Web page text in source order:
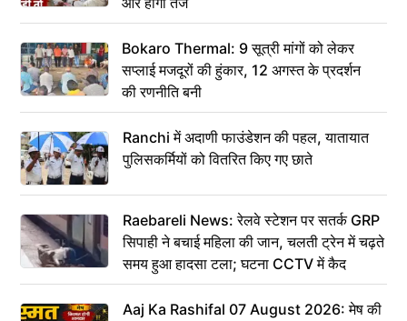
Bokaro Thermal: 9 सूत्री मांगों को लेकर
सप्लाई मजदूरों की हुंकार, 12 अगस्त के प्रदर्शन
की रणनीति बनी
Ranchi में अदाणी फाउंडेशन की पहल, यातायात
पुलिसकर्मियों को वितरित किए गए छाते
Raebareli News: रेलवे स्टेशन पर सतर्क GRP
सिपाही ने बचाई महिला की जान, चलती ट्रेन में चढ़ते
समय हुआ हादसा टला; घटना CCTV में कैद
Aaj Ka Rashifal 07 August 2026: मेष की